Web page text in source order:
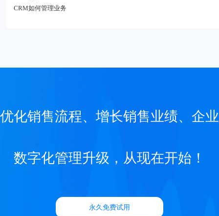
CRM如何管理业务
优化销售流程、增长销售业绩、企业
数字化管理升级，从现在开始！
永久免费试用